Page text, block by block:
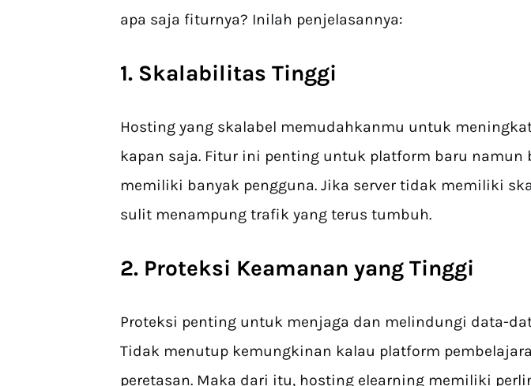
apa saja fiturnya? Inilah penjelasannya:
1. Skalabilitas Tinggi
Hosting yang skalabel memudahkanmu untuk
kapan saja. Fitur ini penting untuk platform baru namun
memiliki banyak pengguna. Jika server tidak memiliki
sulit menampung trafik yang terus tumbuh.
2. Proteksi Keamanan yang Tinggi
Proteksi penting untuk menjaga dan melindungi data-
Tidak menutup kemungkinan kalau platform
peretasan. Maka dari itu, hosting elearning memiliki